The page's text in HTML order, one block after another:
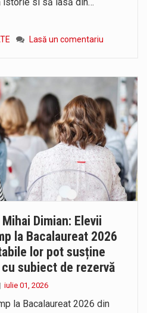
istorie si să iasă din…
Lasă un comentariu
Dimian: Elevii
la Bacalaureat 2026
lor pot susține
subiect de rezervă
iulie 01, 2026
la Bacalaureat 2026 din